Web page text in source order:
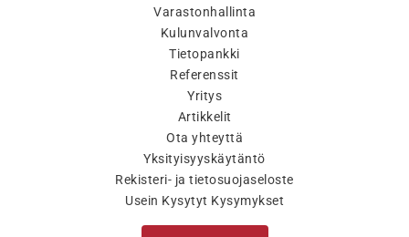
Varastonhallinta
Kulunvalvonta
Tietopankki
Referenssit
Yritys
Artikkelit
Ota yhteyttä
Yksityisyyskäytäntö
Rekisteri- ja tietosuojaseloste
Usein Kysytyt Kysymykset